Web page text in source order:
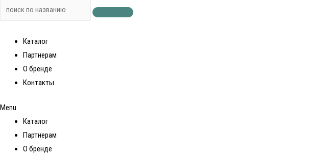
Каталог
Партнерам
О бренде
Контакты
Menu
Каталог
Партнерам
О бренде